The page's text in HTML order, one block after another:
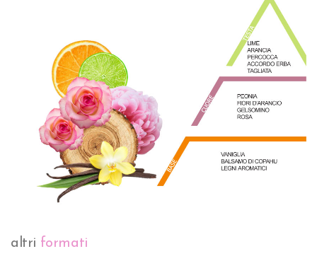
altri formati